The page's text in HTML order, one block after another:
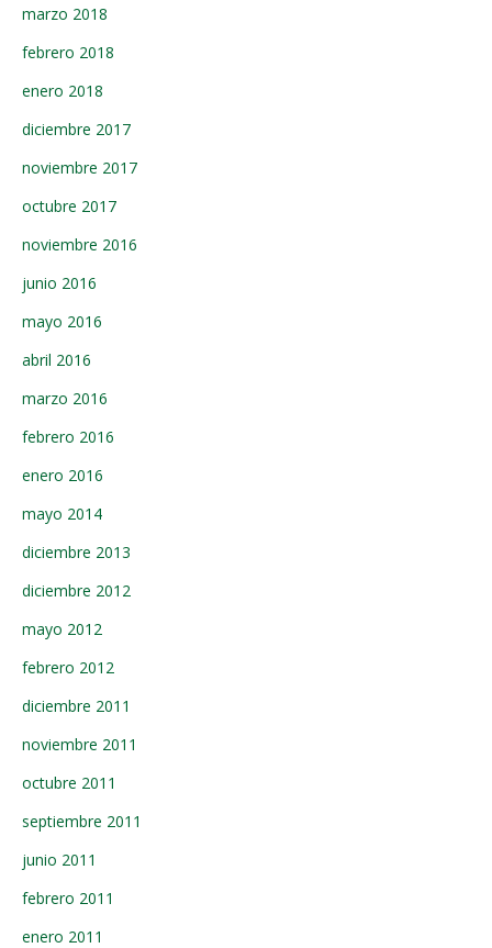
marzo 2018
febrero 2018
enero 2018
diciembre 2017
noviembre 2017
octubre 2017
noviembre 2016
junio 2016
mayo 2016
abril 2016
marzo 2016
febrero 2016
enero 2016
mayo 2014
diciembre 2013
diciembre 2012
mayo 2012
febrero 2012
diciembre 2011
noviembre 2011
octubre 2011
septiembre 2011
junio 2011
febrero 2011
enero 2011